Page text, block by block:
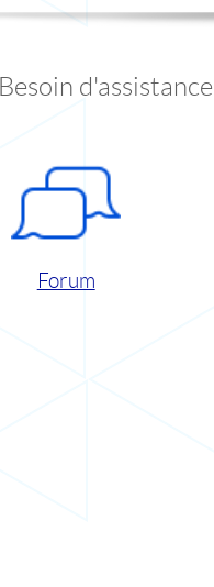
Besoin
Forum